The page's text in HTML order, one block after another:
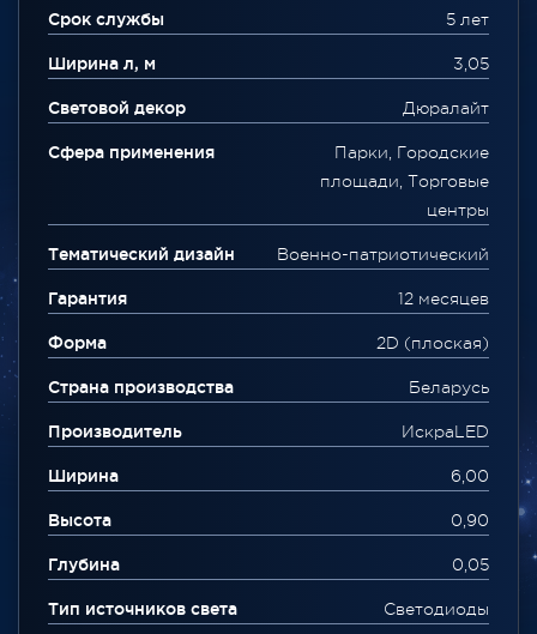
Срок службы 5 лет
Ширина л, м 3,05
Световой декор Дюралайт
Сфера применения
Парки, Городские
площади, Торговые
центры
Тематический дизайн Военно-патриотический
Гарантия 12 месяцев
Форма 2D (плоская)
Страна производства Беларусь
Производитель ИскраLED
Ширина 6,00
Высота 0,90
Глубина 0,05
Тип источников света Светодиоды